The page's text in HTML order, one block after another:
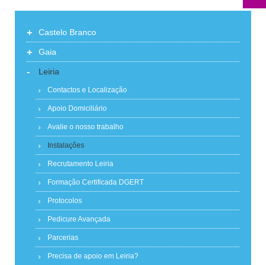
+ Castelo Branco
+ Gaia
- Leiria
Contactos e Localização
Apoio Domiciliário
Avalie o nosso trabalho
Instalações
Recrutamento Leiria
Formação Certificada DGERT
Protocolos
Pedicure Avançada
Parcerias
Precisa de apoio em Leiria?